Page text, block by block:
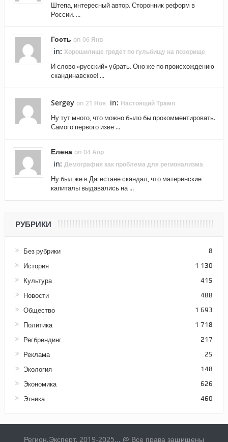
Штепа, интересный автор. Сторонник реформ в
России. ...
Гость on 06 Янв
in: Хорошилище грядет по гульбищу на позорище
И слово «русский» убрать. Оно же по происхождению
скандинавское! ...
Sergey on 21 Ноя in: Настоящий Трамп
Ну тут много, что можно было бы прокомментировать.
Самого первого изве ...
Елена on 04 Апр
in: Демография как проблема для регионализма
Ну был же в Дагестане скандал, что материнские
капиталы выдавались на ...
РУБРИКИ
Без рубрики 8
История 1 130
Культура 415
Новости 488
Общество 1 693
Политика 1 718
Регбрендинг 217
Реклама 25
Экология 148
Экономика 626
Этника 460
Регион.Эксперт, 2019-2025... @ Все права защищены